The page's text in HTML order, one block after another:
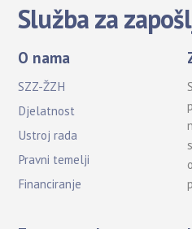
Služba za
O nama
SZZ-ŽZH
Djelatnost
Ustroj rada
Pravni temelji
Financiranje